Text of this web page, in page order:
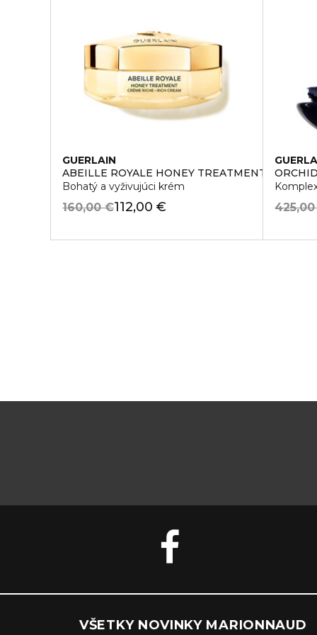
GUERLAIN
ABEILLE ROYALE HONEY TREATMENT RICH
Bohatý a vyživujúci krém
112,00 €
160,00 €
VŠETKY NOVINKY MARIONNAUD